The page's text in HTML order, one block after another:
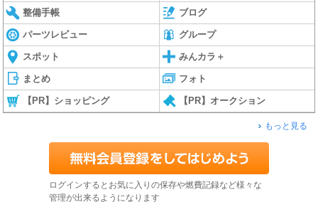
整備手帳 ブログ
パーツレビュー グループ
スポット みんカラ＋
まとめ フォト
【PR】ショッピング 【PR】オークション
もっと見る
ログインするとお気に入りの保存や燃費記録など様々な
管理が出来るようになります